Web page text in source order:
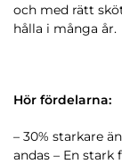
och med rätt
hålla i många år.
Hör fördelarna:
– 30% starkare
andas – En